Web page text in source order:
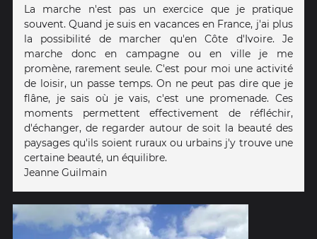
La marche n'est pas un exercice que je pratique
souvent. Quand je suis en vacances en France, j'ai plus
la possibilité de marcher qu'en Côte d'Ivoire. Je
marche donc en campagne ou en ville je me
promène, rarement seule. C'est pour moi une activité
de loisir, un passe temps. On ne peut pas dire que je
flâne, je sais où je vais, c'est une promenade. Ces
moments permettent effectivement de réfléchir,
d'échanger, de regarder autour de soit la beauté des
paysages qu'ils soient ruraux ou urbains j'y trouve une
certaine beauté, un équilibre.
Jeanne Guilmain